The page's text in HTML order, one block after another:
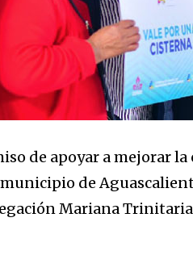
de apoyar a mejorar
de
Mariana